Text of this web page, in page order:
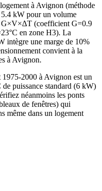
à Avignon (méthode
kW pour un volume
G×V×ΔT (coefficient G=0.9
en zone H3). La
intègre une marge de 10%
convient à la
à Avignon.
2000 à Avignon est un
puissance standard (6 kW)
néanmoins les ponts
de fenêtres) qui
même dans un logement